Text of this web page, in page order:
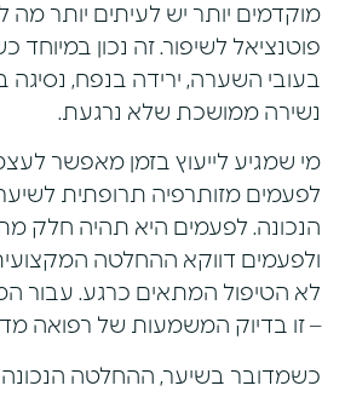
מוקדמים יותר יש לעיתים יותר מה
פוטנציאל לשיפור. זה נכון במיוחד
בעובי השערה, ירידה בנפח, נסיגה
נשירה ממושכת שלא נרגעת.
מי שמגיע לייעוץ בזמן מאפשר
לפעמים מזותרפיה תרופתית
הנכונה. לפעמים היא תהיה חלק
ולפעמים דווקא ההחלטה
לא הטיפול המתאים כרגע. עבור
– זו בדיוק המשמעות של רפואה
כשמדובר בשיער, ההחלטה הנכונה